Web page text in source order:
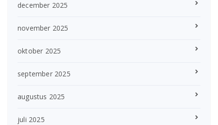
december 2025
november 2025
oktober 2025
september 2025
augustus 2025
juli 2025